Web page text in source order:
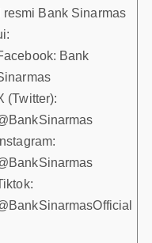
resmi Bank Sinarmas
Bank
(Twitter):
Instagram: